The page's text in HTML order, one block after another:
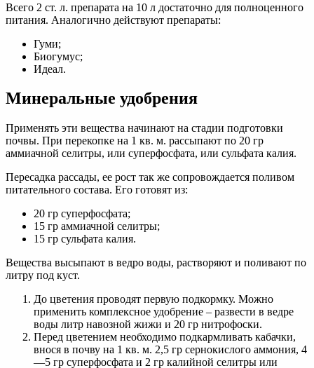
Всего 2 ст. л. препарата на 10 л достаточно для полноценного
питания. Аналогично действуют препараты:
Гуми;
Биогумус;
Идеал.
Минеральные удобрения
Применять эти вещества начинают на стадии подготовки
почвы. При перекопке на 1 кв. м. рассыпают по 20 гр
аммиачной селитры, или суперфосфата, или сульфата калия.
Пересадка рассады, ее рост так же сопровождается поливом
питательного состава. Его готовят из:
20 гр суперфосфата;
15 гр аммиачной селитры;
15 гр сульфата калия.
Вещества высыпают в ведро воды, растворяют и поливают по
литру под куст.
До цветения проводят первую подкормку. Можно
применить комплексное удобрение – развести в ведре
воды литр навозной жижи и 20 гр нитрофоски.
Перед цветением необходимо подкармливать кабачки,
внося в почву на 1 кв. м. 2,5 гр сернокислого аммония, 4
—5 гр суперфосфата и 2 гр калийной селитры или